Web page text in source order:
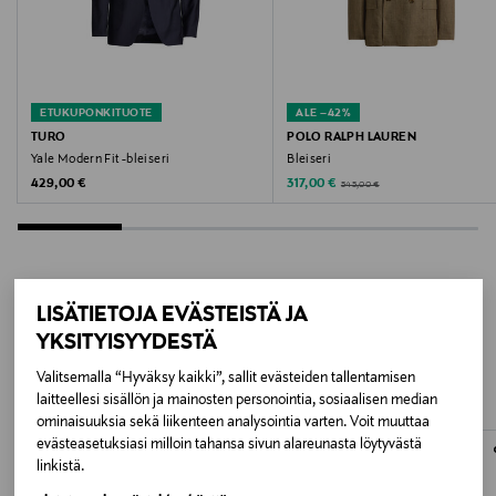
LISÄTIETOJA EVÄSTEISTÄ JA
YKSITYISYYDESTÄ
Valitsemalla “Hyväksy kaikki”, sallit evästeiden tallentamisen
laitteellesi sisällön ja mainosten personointia, sosiaalisen median
ominaisuuksia sekä liikenteen analysointia varten. Voit muuttaa
evästeasetuksiasi milloin tahansa sivun alareunasta löytyvästä
linkistä.
Valmistusmaa
Valmistajan tuotenumero
31478515
Valmistaja
Valmistajan osoite
Vvevgatan 1, 504 64 Borås, Sweden
Digitaalinen osoite
customerservice@oscarjacobson.com
ETUKUPONKITUOTE
TURO
Yale Modern Fit -bleiseri
Original Price
429,00 €
ALE –42%
POLO RALPH LAUREN
Bleiseri
Discounted Price
317,00 € Original Price
545,00 €
LISÄÄ KIINNOSTAVIA
TUOTTEITA